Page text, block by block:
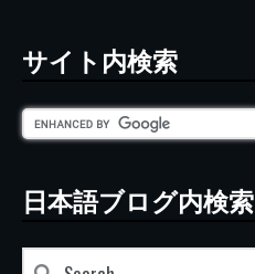
サイト内検索
日本語ブログ内検索